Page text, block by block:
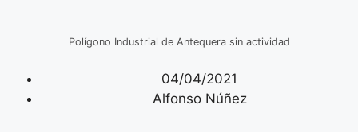
Polígono Industrial de Antequera sin actividad
04/04/2021
Alfonso Núñez